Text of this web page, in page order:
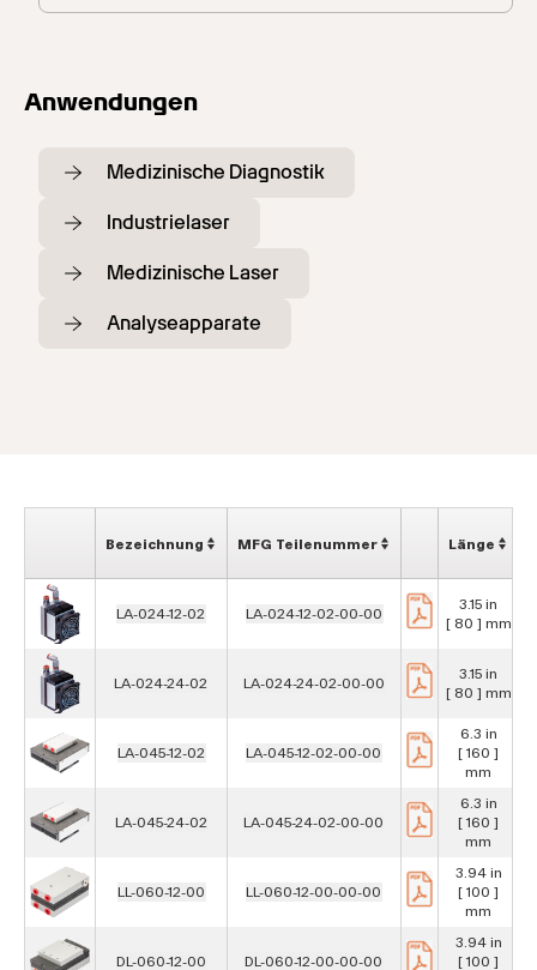
Anwendungen
Medizinische Diagnostik
Industrielaser
Medizinische Laser
Analyseapparate
Bezeichnung MFG Teilenummer Länge
LA-024-12-02 LA-024-12-02-00-00
3.15 in
[ 80 ] mm
LA-024-24-02 LA-024-24-02-00-00
3.15 in
[ 80 ] mm
LA-045-12-02 LA-045-12-02-00-00
6.3 in
[ 160 ]
mm
LA-045-24-02 LA-045-24-02-00-00
6.3 in
[ 160 ]
mm
LL-060-12-00 LL-060-12-00-00-00
3.94 in
[ 100 ]
mm
DL-060-12-00 DL-060-12-00-00-00
3.94 in
[ 100 ]